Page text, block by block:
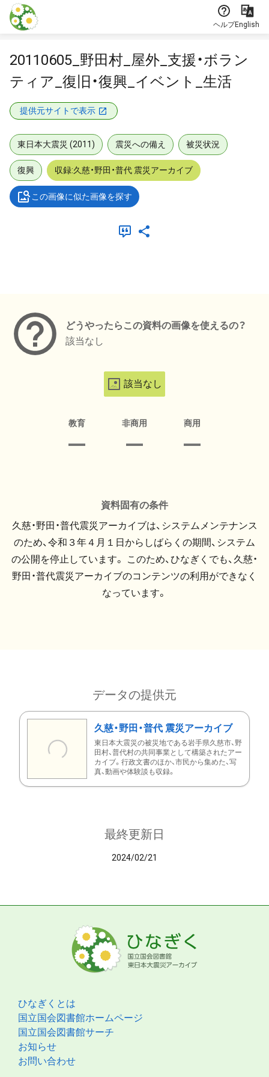
本文に飛ぶ
ヘルプEnglish
20110605_野田村_屋外_支援・ボラン
ティア_復旧・復興_イベント_生活
提供元サイトで表示
東日本大震災 (2011) 震災への備え 被災状況
復興 収録:久慈・野田・普代 震災アーカイブ
この画像に似た画像を探す
どうやったらこの資料の画像を使えるの？
該当なし
該当なし
教育 非商用 商用
資料固有の条件
久慈・野田・普代震災アーカイブは、システムメンテナンス
のため、令和３年４月１日からしばらくの期間、システム
の公開を停止しています。 このため、ひなぎくでも、久慈・
野田・普代震災アーカイブのコンテンツの利用ができなく
なっています。
データの提供元
久慈・野田・普代 震災アーカイブ
東日本大震災の被災地である岩手県久慈市、野
田村、普代村の共同事業として構築されたアー
カイブ。行政文書のほか、市民から集めた、写
真、動画や体験談も収録。
最終更新日
2024/02/21
ひなぎくとは
国立国会図書館ホームページ
国立国会図書館サーチ
お知らせ
お問い合わせ